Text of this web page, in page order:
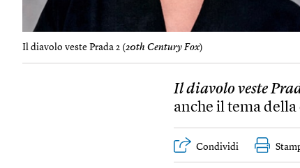
Il diavolo veste Prada 2 (20th Century Fox)
Il diavolo veste
anche il tema
Condividi